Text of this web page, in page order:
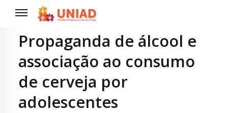
Propaganda de álcool e
associação ao consumo
de cerveja por
adolescentes